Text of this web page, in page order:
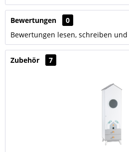
Bewertungen
0
Bewertungen lesen, schreiben
Zubehör 7